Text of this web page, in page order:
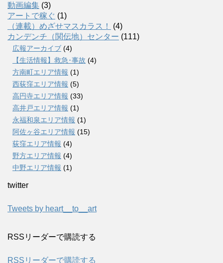
動画編集 (3)
アートで稼ぐ (1)
（連載）めざせマスカラス！
(4)
カンデンチ（関伝地）センター (111)
広報アーカイブ (4)
【生活情報】救急･事故 (4)
方南町エリア情報 (1)
西荻窪エリア情報 (5)
高円寺エリア情報 (33)
高井戸エリア情報 (1)
永福和泉エリア情報 (1)
阿佐ヶ谷エリア情報 (15)
荻窪エリア情報 (4)
野方エリア情報 (4)
中野エリア情報 (1)
twitter
Tweets by heart__to__art
RSSリーダーで購読する
RSSリーダーで購読する